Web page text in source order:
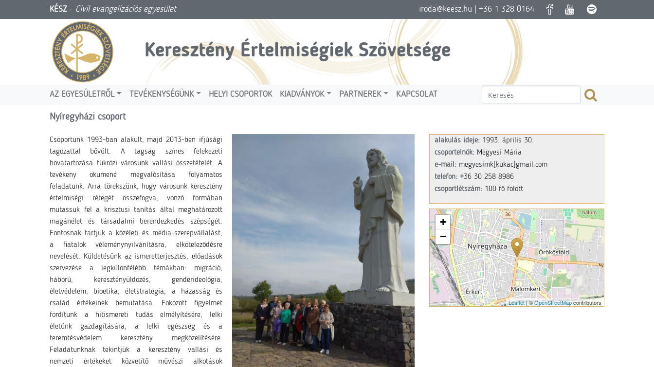
KÉSZ - Civil evangelizációs egyesület iroda@keesz.hu | +36 1 328 0164
Keresztény Értelmiségiek Szövetsége
AZ EGYESÜLETRŐL TEVÉKENYSÉGÜNK HELYI CSOPORTOK KIADVÁNYOK PARTNEREK KAPCSOLAT
Nyíregyházi csoport
Csoportunk 1993-ban alakult, majd 2013-ben ifjúsági
tagozattal bővült. A tagság színes felekezeti
hovatartozása tükrözi városunk vallási összetételét. A
tevékeny ökumené megvalósítása folyamatos
feladatunk. Arra törekszünk, hogy városunk keresztény
értelmiségi rétegét összefogva, vonzó formában
mutassuk fel a krisztusi tanítás által meghatározott
magánélet és társadalmi berendezkedés szépségét.
Fontosnak tartjuk a közéleti és média-szerepvállalást,
a fiatalok véleménynyilvánításra, elköteleződésre
nevelését. Küldetésünk az ismeretterjesztés, előadások
szervezése a legkülönfélébb témákban: migráció,
háború, keresztényüldözés, genderideológia,
életvédelem, bioetika, életstratégia, a házasság és
család értékeinek bemutatása. Fokozott figyelmet
fordítunk a hitismereti tudás elmélyítésére, lelki
életünk gazdagítására, a lelki egészség és a
teremtésvédelem keresztény megközelítésére.
Feladatunknak tekintjük a keresztény vallási és
nemzeti értékeket közvetítő művészi alkotások
alakulás ideje: 1993. április 30.
csoportelnök: Megyesi Mária
e-mail: megyesimk[kukac]gmail.com
telefon: +36 30 258 8986
csoportlétszám: 100 fő fölött
+
−
Leaflet| ©OpenStreetMapcontributors